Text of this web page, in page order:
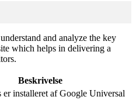
and analyze the key
which helps in delivering a
Beskrivelse
er installeret af Google Universal